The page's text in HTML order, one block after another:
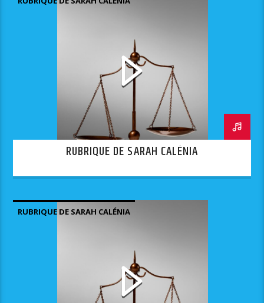
RUBRIQUE DE SARAH CALÉNIA
RUBRIQUE DE SARAH CALÉNIA